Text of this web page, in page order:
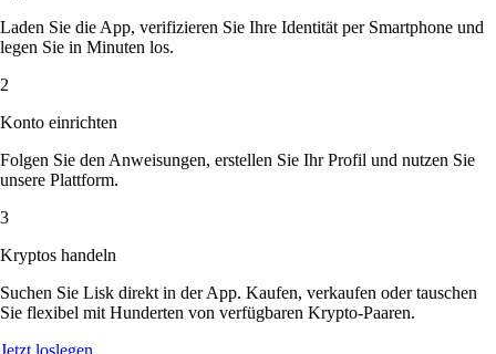
Laden Sie die App, verifizieren Sie Ihre Identität per Smartphone und
legen Sie in Minuten los.
2
Konto einrichten
Folgen Sie den Anweisungen, erstellen Sie Ihr Profil und nutzen Sie
unsere Plattform.
3
Kryptos handeln
Suchen Sie Lisk direkt in der App. Kaufen, verkaufen oder tauschen
Sie flexibel mit Hunderten von verfügbaren Krypto-Paaren.
Jetzt loslegen